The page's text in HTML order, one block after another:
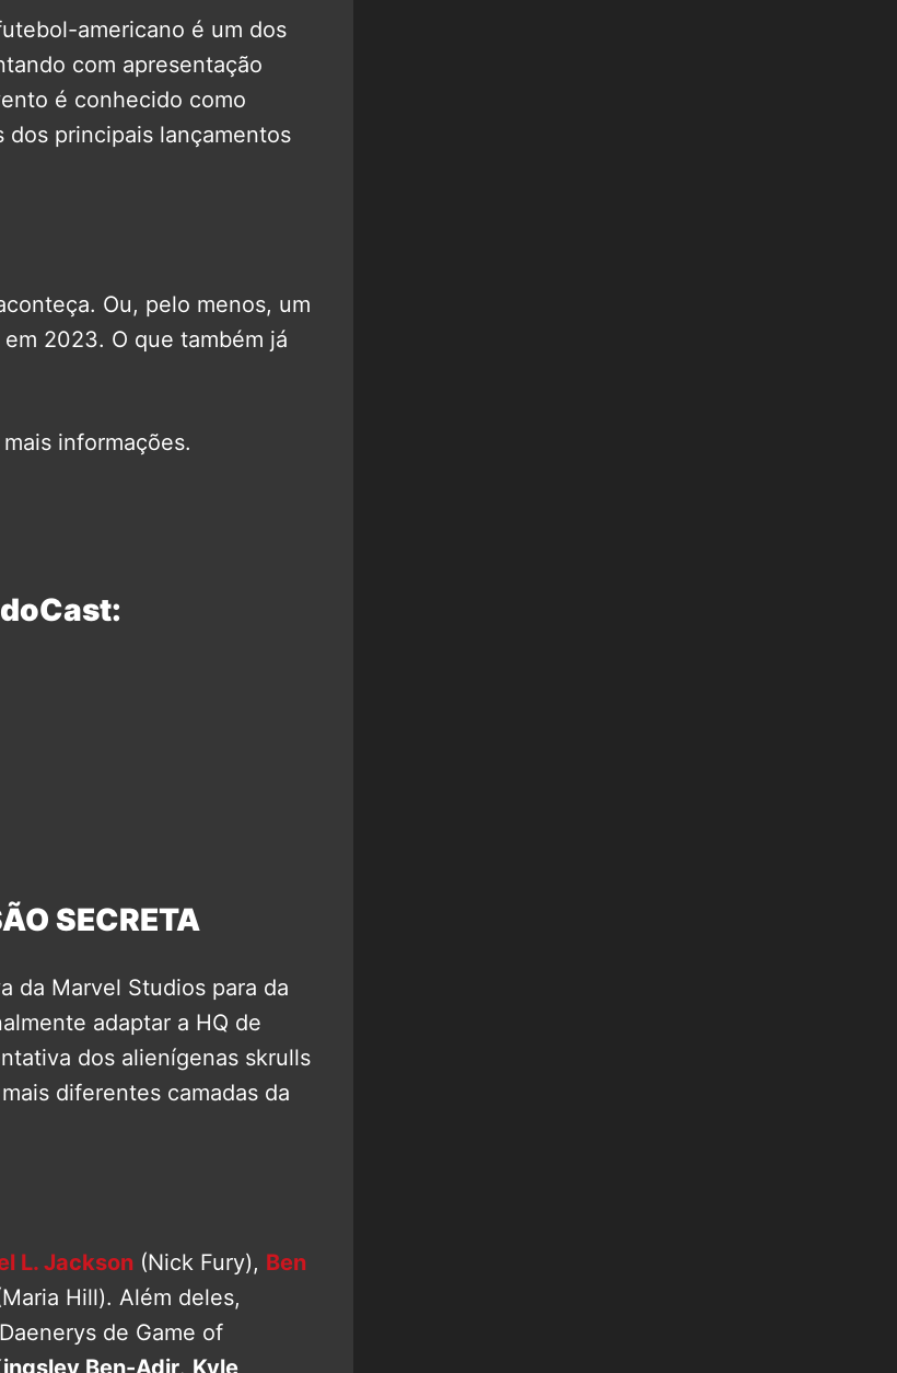
americano é um dos
com apresentação
é conhecido como
dos principais lançamentos
Ou, pelo menos, um
2023. O que também já
mais informações.
SECRETA
da Marvel Studios para da
adaptar a HQ de
dos alienígenas skrulls
diferentes camadas da
L. Jackson (Nick Fury), Ben
Hill). Além deles,
de Game of
Ben-Adir. Kyle